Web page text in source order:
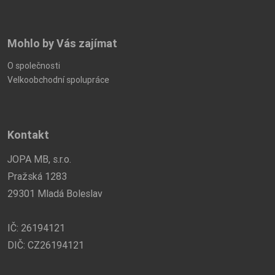
Mohlo by Vás zajímat
O společnosti
Velkoobchodní spolupráce
Kontakt
JOPA MB, s.r.o.
Pražská 1283
29301 Mladá Boleslav
IČ: 26194121
DIČ: CZ26194121